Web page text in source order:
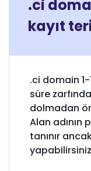
.ci
kayıt
.ci domain 1-
süre
dolmadan
Alan adının
tanınır